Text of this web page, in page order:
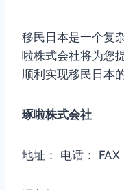
移民日本是一个复
啦株式会社将为您
顺利实现移民日本
琢啦株式会社
地址： 电话： FAX